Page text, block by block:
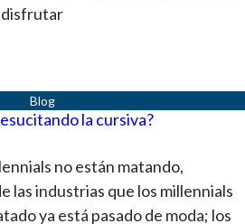
disfrutar
la cursiva?
no están matando,
las industrias que los millennials
ya está pasado de moda; los